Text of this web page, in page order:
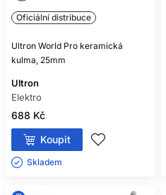
Oficiální distribuce
Ultron World Pro keramická
kulma, 25mm
Ultron
Elektro
688 Kč
Koupit
Skladem ㅤ